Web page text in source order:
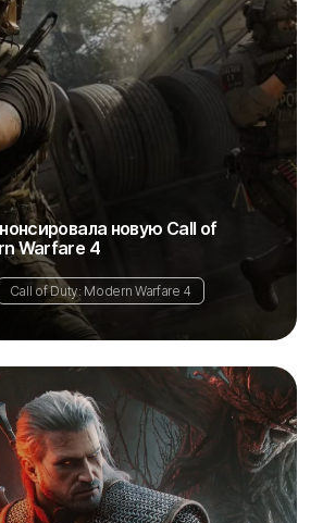
новую Call of
Warfare 4
Call of Duty: Modern Warfare 4